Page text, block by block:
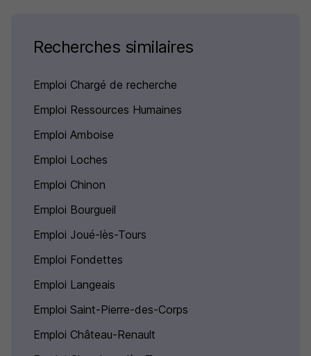
Recherches similaires
Emploi Chargé de recherche
Emploi Ressources Humaines
Emploi Amboise
Emploi Loches
Emploi Chinon
Emploi Bourgueil
Emploi Joué-lès-Tours
Emploi Fondettes
Emploi Langeais
Emploi Saint-Pierre-des-Corps
Emploi Château-Renault